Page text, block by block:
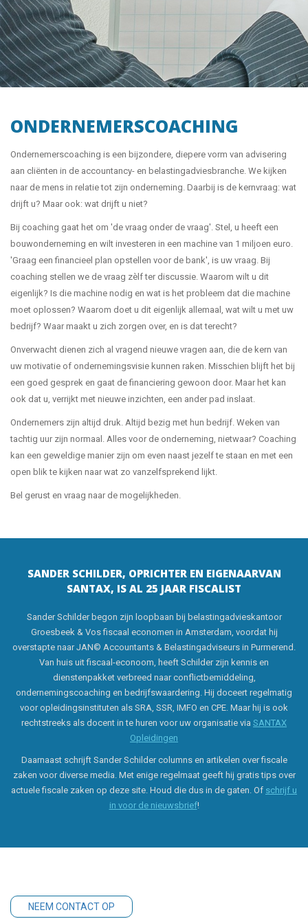
ONDERNEMERSCOACHING
Ondernemerscoaching is een bijzondere, diepere vorm van advisering
aan cliënten in de accountancy- en belastingadviesbranche. We kijken
naar de mens in relatie tot zijn onderneming. Daarbij is de kernvraag: wat
drijft u? Maar ook: wat drijft u niet?
Bij coaching gaat het om 'de vraag onder de vraag'. Stel, u heeft een
bouwonderneming en wilt investeren in een machine van 1 miljoen euro.
'Graag een financieel plan opstellen voor de bank', is uw vraag. Bij
coaching stellen we de vraag zèlf ter discussie. Waarom wilt u dit
eigenlijk? Is die machine nodig en wat is het probleem dat die machine
moet oplossen? Waarom doet u dit eigenlijk allemaal, wat wilt u met uw
bedrijf? Waar maakt u zich zorgen over, en is dat terecht?
Onverwacht dienen zich al vragend nieuwe vragen aan, die de kern van
uw motivatie of ondernemingsvisie kunnen raken. Misschien blijft het bij
een goed gesprek en gaat de financiering gewoon door. Maar het kan
ook dat u, verrijkt met nieuwe inzichten, een ander pad inslaat.
Ondernemers zijn altijd druk. Altijd bezig met hun bedrijf. Weken van
tachtig uur zijn normaal. Alles voor de onderneming, nietwaar? Coaching
kan een geweldige manier zijn om even naast jezelf te staan en met een
open blik te kijken naar wat zo vanzelfsprekend lijkt.
Bel gerust en vraag naar de mogelijkheden.
SANDER SCHILDER, OPRICHTER EN EIGENAARVAN
SANTAX, IS AL 25 JAAR FISCALIST
Sander Schilder begon zijn loopbaan bij belastingadvieskantoor
Groesbeek & Vos fiscaal economen in Amsterdam, voordat hij
overstapte naar JAN© Accountants & Belastingadviseurs in Purmerend.
Van huis uit fiscaal-econoom, heeft Schilder zijn kennis en
dienstenpakket verbreed naar conflictbemiddeling,
ondernemingscoaching en bedrijfswaardering. Hij doceert regelmatig
voor opleidingsinstituten als SRA, SSR, IMFO en CPE. Maar hij is ook
rechtstreeks als docent in te huren voor uw organisatie via SANTAX
Opleidingen
Daarnaast schrijft Sander Schilder columns en artikelen over fiscale
zaken voor diverse media. Met enige regelmaat geeft hij gratis tips over
actuele fiscale zaken op deze site. Houd die dus in de gaten. Of schrijf u
in voor de nieuwsbrief!
NEEM CONTACT OP